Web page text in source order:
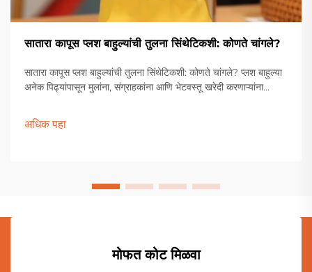
सातारा कापूस प्लश बाहुल्यांची तुलना सिंथेटिकशी: कोणते चांगले?
सातारा कापूस प्लश बाहुल्यांची तुलना सिंथेटिकशी: कोणते चांगले? प्लश बाहुल्या
अनेक पिढ्यांपासून मुलांना, संग्राहकांना आणि भेटवस्तू खरेदी करणाऱ्यांना
ती संस्कृतीच्या पलीकडे अमर वस्तू बनल्या आहेत...
अधिक पहा
मोफत कोट मिळवा